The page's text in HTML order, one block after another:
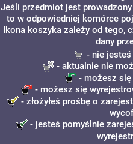
Jeśli przedmiot jest
to w odpowiedniej komórce
Ikona koszyka zależy od tego,
dany
- nie
- aktualnie nie
- możesz się
- możesz się
- złożyłeś prośbę o
- jesteś pomyślnie